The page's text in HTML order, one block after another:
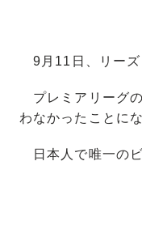
9月11日、リーズ
プレミアリーグ
わなかったことにな
日本人で唯一のビ